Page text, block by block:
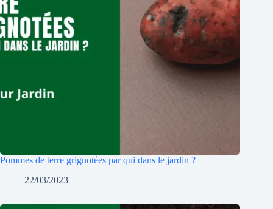
Pommes de terre grignotées par qui dans le jardin ?
22/03/2023